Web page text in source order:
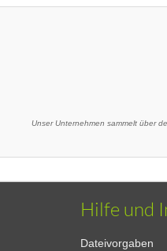
Unser Unternehmen sammelt über
Hilfe und
Dateivorgaben